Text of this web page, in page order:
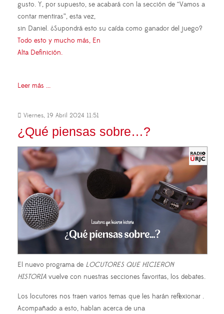
gusto. Y, por supuesto, se acabará con la sección de “Vamos a
contar mentiras”, esta vez,
sin Daniel. ¿Supondrá esto su caída como ganador del juego?
Todo esto y mucho más, En
Alta Definición.
Leer más ...
Viernes, 19 Abril 2024 11:51
¿Qué piensas sobre…?
El nuevo programa de LOCUTORES QUE HICIERON
HISTORIA vuelve con nuestras secciones favoritas, los debates.
Los locutores nos traen varios temas que les harán reflexionar .
Acompañado a esto, hablan acerca de una